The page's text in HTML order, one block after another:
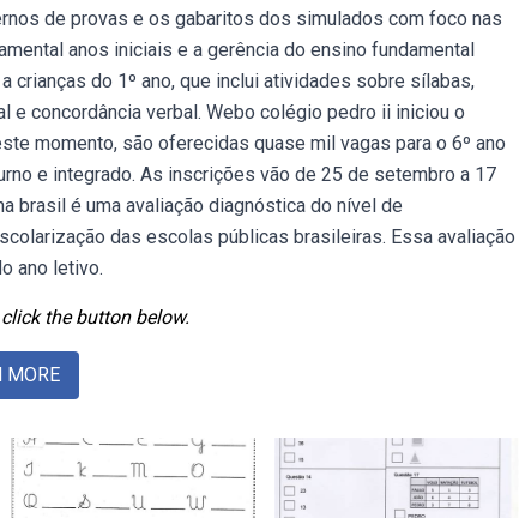
de provas e os gabaritos dos simulados com foco nas
anos iniciais e a gerência do ensino fundamental
crianças do 1º ano, que inclui atividades sobre sílabas,
e concordância verbal. Webo colégio pedro ii iniciou o
momento, são oferecidas quase mil vagas para o 6º ano
e integrado. As inscrições vão de 25 de setembro a 17
brasil é uma avaliação diagnóstica do nível de
das escolas públicas brasileiras. Essa avaliação
ano letivo.
the button below.
MORE